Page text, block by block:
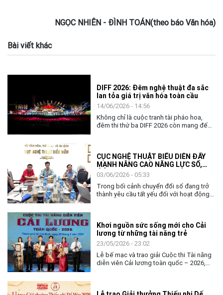
NGỌC NHIÊN - ĐÌNH TOÁN(theo báo Văn hóa)
Bài viết khác
DIFF 2026: Đêm nghệ thuật đa sắc
lan tỏa giá trị văn hóa toàn cầu
14/06/2026 - 14:56
Không chỉ là cuộc tranh tài pháo hoa,
đêm thi thứ ba DIFF 2026 còn mang đến
CỤC NGHỆ THUẬT BIỂU DIỄN ĐẨY
MẠNH NÂNG CAO NĂNG LỰC SỐ,
ỨNG DỤNG AI TRONG THỰC THI
CÔNG VỤ
03/06/2026 - 05:33
Trong bối cảnh chuyển đổi số đang trở
thành yêu cầu tất yếu đối với hoạt động
càng có ý nghĩa quan trọng. Với tinh thần
chủ động thích ứng và đổi mới, ngày
02/6, Cục Nghệ thuật biểu diễn đã tổ
chức chương trình tập huấn, bồi dưỡng
về chuyển đổi số và ứng dụng AI cho
toàn thể lãnh đạo, công chức và người
Khơi nguồn sức sống mới cho Cải
lương từ những tài năng trẻ
23/05/2026 - 23:02
Lễ bế mạc và trao giải Cuộc thi Tài năng
diễn viên Cải lương toàn quốc – 2026,